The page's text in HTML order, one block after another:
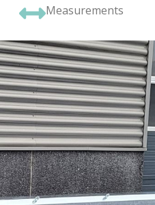
Measurements